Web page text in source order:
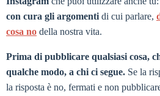
con cura gli argomenti di cui parlare,
cosa no della nostra vita.
Prima di pubblicare qualsiasi cosa,
qualche modo, a chi ci segue. Se la
la risposta è no, fermati e non